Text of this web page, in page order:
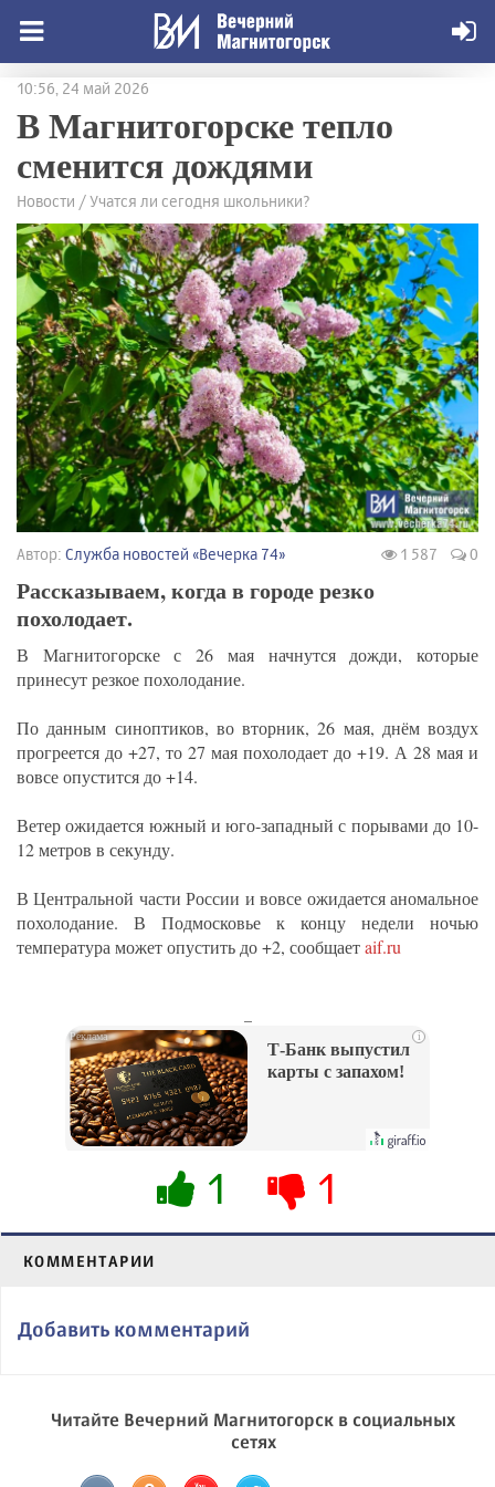
10:56, 24 май 2026
В Магнитогорске тепло
сменится дождями
Новости / Учатся ли сегодня школьники?
Автор: Служба новостей «Вечерка 74» 1 587 0
Рассказываем, когда в городе резко
похолодает.
В Магнитогорске с 26 мая начнутся дожди, которые
принесут резкое похолодание.
По данным синоптиков, во вторник, 26 мая, днём воздух
прогреется до +27, то 27 мая похолодает до +19. А 28 мая и
вовсе опустится до +14.
Ветер ожидается южный и юго-западный с порывами до 10-
12 метров в секунду.
В Центральной части России и вовсе ожидается аномальное
похолодание. В Подмосковье к концу недели ночью
температура может опустить до +2, сообщаетaif.ru
i
Т-Банк выпустил
карты с запахом!
1 1
КОММЕНТАРИИ
Добавить комментарий
Читайте Вечерний Магнитогорск в социальных
сетях